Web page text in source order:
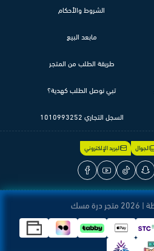
الشروط والأحكام
مابعد البيع
طريقة الطلب من المتجر
تبي نوصل الطلب كهدية؟
السجل التجاري 1010993252
الجوال البريد الإلكتروني
متجر درة مسك